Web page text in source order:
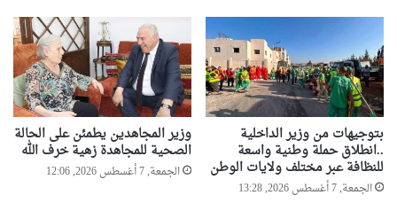
ر
ا
ن
ل
ب
ب
ض
ر
و
ر
ة
إ
ي
بتوجيهات من وزير الداخلية
..انطلاق حملة وطنية واسعة
للنظافة عبر مختلف ولايات الوطن
الجمعة, 7 أغسطس 2026, 13:28
وزير المجاهدين يطمئن على الحالة
الصحية للمجاهدة زهية خرف الله
الجمعة, 7 أغسطس 2026, 12:06